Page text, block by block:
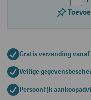
Gratis verzending vanaf
Veilige
Persoonlijk